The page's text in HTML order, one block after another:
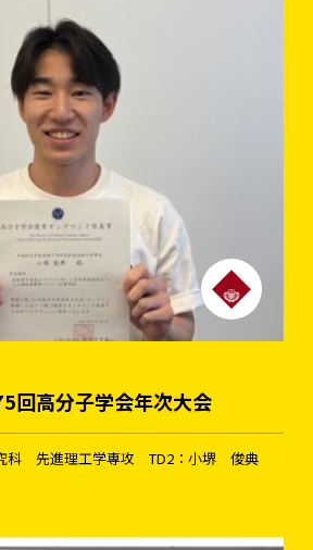
回高分子学会年次大会
科 先進理工学専攻 TD2：小堺 俊典